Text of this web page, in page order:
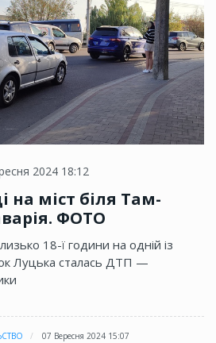
2024 18:12
на міст біля Там-
ФОТО
18-ї години на одній із
Луцька сталась ДТП —
07 Вересня 2024 15:07